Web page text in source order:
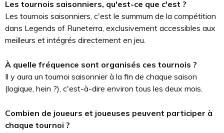
Les tournois saisonniers, qu'est-ce que c'est ?
Les tournois saisonniers, c'est le summum de la compétition
dans Legends of Runeterra, exclusivement accessibles aux
meilleurs et intégrés directement en jeu.
À quelle fréquence sont organisés ces tournois ?
Il y aura un tournoi saisonnier à la fin de chaque saison
(logique, hein ?), c'est-à-dire environ tous les deux mois.
Combien de joueurs et joueuses peuvent participer à
chaque tournoi ?